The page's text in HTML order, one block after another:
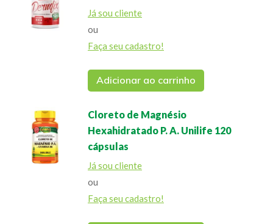
Já sou cliente
ou
Faça seu cadastro!
Adicionar ao carrinho
Cloreto de Magnésio
Hexahidratado P. A. Unilife 120
cápsulas
Já sou cliente
ou
Faça seu cadastro!